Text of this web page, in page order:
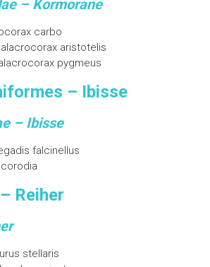
– Kormorane
carbo
aristotelis
pygmeus
– Ibisse
– Ibisse
falcinellus
Reiher
stellaris